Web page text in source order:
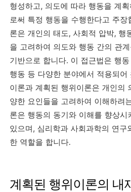
형성하고, 의도에 따라 행동을 계
로써 특정 행동을 수행한다고 주장
론은 개인의 태도, 사회적 압박, 행
을 고려하여 의도와 행동 간의 관
기반으로 합니다. 이 접근법은 행
행동 등 다양한 분야에서 적용되어
이론과 계획된 행위이론은 개인의
양한 요인들을 고려하여 이해하려
론은 행동의 동기와 이해를 향상
있으며, 심리학과 사회과학의 연구
한 역할을 합니다.
계획된 행위이론의 내